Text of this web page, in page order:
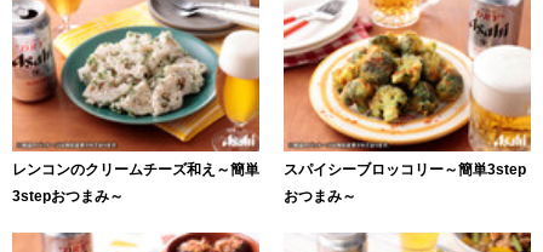
レンコンのクリームチーズ和え～簡単
3stepおつまみ～
スパイシーブロッコリー～簡単3step
おつまみ～